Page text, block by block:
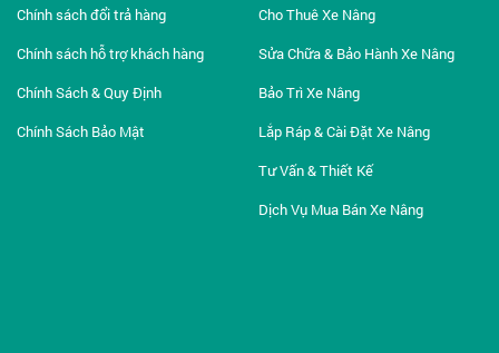
Chính sách đổi trả hàng
Chính sách hỗ trợ khách hàng
Chính Sách & Quy Định
Chính Sách Bảo Mật
Cho Thuê Xe Nâng
Sửa Chữa & Bảo Hành Xe Nâng
Bảo Trì Xe Nâng
Lắp Ráp & Cài Đặt Xe Nâng
Tư Vấn & Thiết Kế
Dịch Vụ Mua Bán Xe Nâng